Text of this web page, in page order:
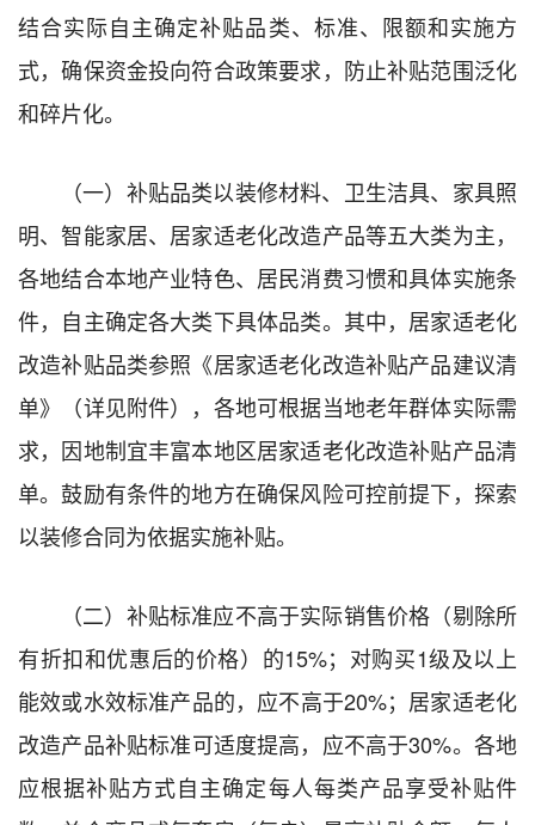
结合实际自主确定补贴品类、标准、限额和实施方
式，确保资金投向符合政策要求，防止补贴范围泛化
和碎片化。
（一）补贴品类以装修材料、卫生洁具、家具照
明、智能家居、居家适老化改造产品等五大类为主，
各地结合本地产业特色、居民消费习惯和具体实施条
件，自主确定各大类下具体品类。其中，居家适老化
改造补贴品类参照《居家适老化改造补贴产品建议清
单》（详见附件），各地可根据当地老年群体实际需
求，因地制宜丰富本地区居家适老化改造补贴产品清
单。鼓励有条件的地方在确保风险可控前提下，探索
以装修合同为依据实施补贴。
（二）补贴标准应不高于实际销售价格（剔除所
有折扣和优惠后的价格）的15%；对购买1级及以上
能效或水效标准产品的，应不高于20%；居家适老化
改造产品补贴标准可适度提高，应不高于30%。各地
应根据补贴方式自主确定每人每类产品享受补贴件